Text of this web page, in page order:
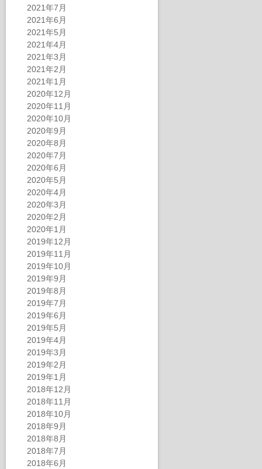
2021年7月
2021年6月
2021年5月
2021年4月
2021年3月
2021年2月
2021年1月
2020年12月
2020年11月
2020年10月
2020年9月
2020年8月
2020年7月
2020年6月
2020年5月
2020年4月
2020年3月
2020年2月
2020年1月
2019年12月
2019年11月
2019年10月
2019年9月
2019年8月
2019年7月
2019年6月
2019年5月
2019年4月
2019年3月
2019年2月
2019年1月
2018年12月
2018年11月
2018年10月
2018年9月
2018年8月
2018年7月
2018年6月